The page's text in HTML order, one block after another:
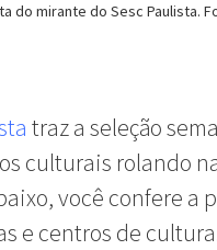
do mirante do Sesc Paulista.
traz a seleção
culturais rolando
você confere a
e centros de